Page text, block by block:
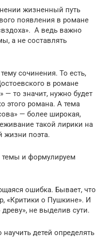
жизненный путь
появления в романе
А ведь важно
а не составлять
сочинения. То есть,
в романе
— то значит, нужно будет
этого романа. А тема
— более широкая,
такой лирики на
жизни поэта.
темы и формулируем
ошибка. Бывает, что
«Критики о Пушкине». И
не выделив сути.
детей определять